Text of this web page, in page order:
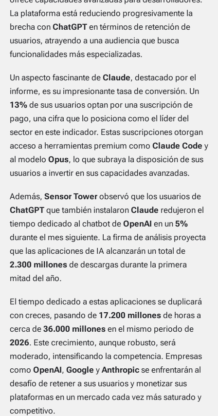
La plataforma está reduciendo progresivamente la
brecha con ChatGPT en términos de retención de
usuarios, atrayendo a una audiencia que busca
funcionalidades más especializadas.
Un aspecto fascinante de Claude, destacado por el
informe, es su impresionante tasa de conversión. Un
13% de sus usuarios optan por una suscripción de
pago, una cifra que lo posiciona como el líder del
sector en este indicador. Estas suscripciones otorgan
acceso a herramientas premium como Claude Code y
al modelo Opus, lo que subraya la disposición de sus
usuarios a invertir en sus capacidades avanzadas.
Además, Sensor Tower observó que los usuarios de
ChatGPT que también instalaron Claude redujeron el
tiempo dedicado al chatbot de OpenAI en un 5%
durante el mes siguiente. La firma de análisis proyecta
que las aplicaciones de IA alcanzarán un total de
2.300 millones de descargas durante la primera
mitad del año.
El tiempo dedicado a estas aplicaciones se duplicará
con creces, pasando de 17.200 millones de horas a
cerca de 36.000 millones en el mismo periodo de
2026. Este crecimiento, aunque robusto, será
moderado, intensificando la competencia. Empresas
como OpenAI, Google y Anthropic se enfrentarán al
desafío de retener a sus usuarios y monetizar sus
plataformas en un mercado cada vez más saturado y
competitivo.